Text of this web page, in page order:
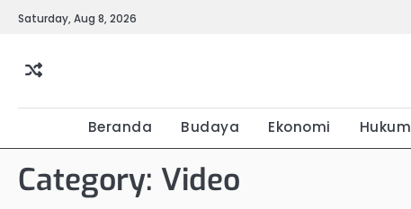
SkipSaturday, Aug 8, 2026
Beranda Budaya Ekonomi Hukum
Category: Video